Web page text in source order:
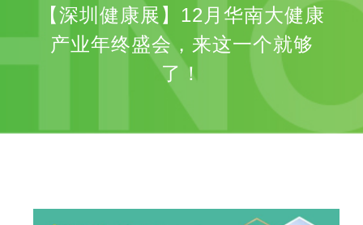
【深圳健康展】12月华南大健康
产业年终盛会，来这一个就够
了！